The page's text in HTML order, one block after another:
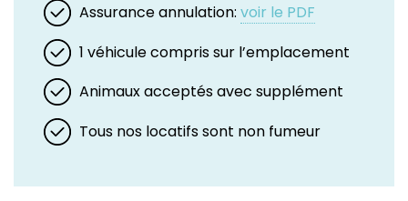
Assurance annulation: voir le PDF
1 véhicule compris sur l’emplacement
Animaux acceptés avec supplément
Tous nos locatifs sont non fumeur